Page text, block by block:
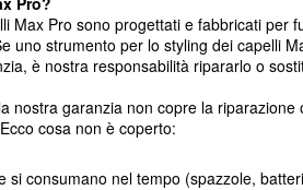
Max Pro sono progettati e fabbricati per
uno strumento per lo styling dei capelli
è nostra responsabilità ripararlo o
nostra garanzia non copre la
cosa non è coperto:
si consumano nel tempo (spazzole,